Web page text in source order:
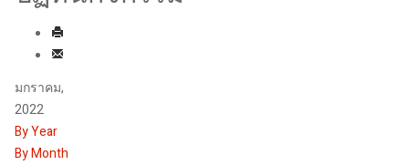
มกราคม,
2022
By Year
By Month